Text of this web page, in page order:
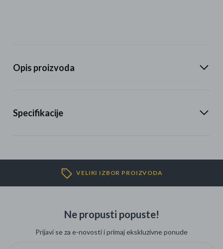
Opis proizvoda
Specifikacije
VELIKI IZBOR PROIZVODA
Ne propusti popuste!
Prijavi se za e-novosti i primaj ekskluzivne ponude